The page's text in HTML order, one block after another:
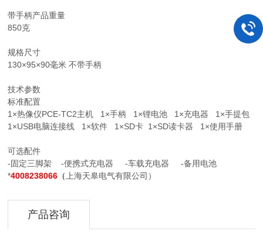
带手柄产品重量
850克
规格尺寸
130×95×90毫米 不带手柄
技术参数
标准配置
1×热像仪PCE-TC2主机 1×手柄 1×锂电池 1×充电器 1×手提包
1×USB电脑连接线 1×软件 1×SD卡 1×SD读卡器 1×使用手册
可选配件
-固定三脚架 -便携式充电器 -车载充电器 -备用电池
*4008238066 （ 上海天皋电气有限公司）
产品咨询